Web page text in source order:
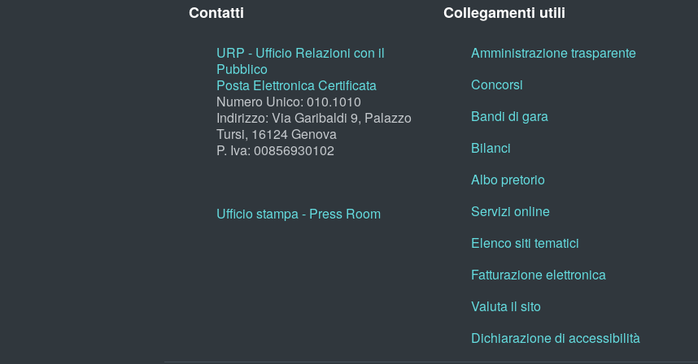
Contatti
URP - Ufficio Relazioni con il
Pubblico
Posta Elettronica Certificata
Numero Unico: 010.1010
Indirizzo: Via Garibaldi 9, Palazzo
Tursi, 16124 Genova
P. Iva: 00856930102
Ufficio stampa - Press Room
Collegamenti utili
Amministrazione trasparente
Concorsi
Bandi di gara
Bilanci
Albo pretorio
Servizi online
Elenco siti tematici
Fatturazione elettronica
Valuta il sito
Dichiarazione di accessibilità